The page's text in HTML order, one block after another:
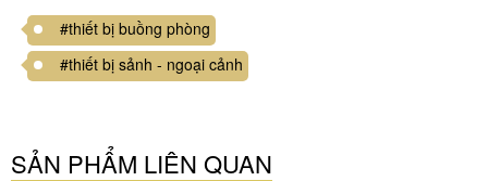
#thiết bị buồng phòng
#thiết bị sảnh - ngoại cảnh
SẢN PHẨM LIÊN QUAN